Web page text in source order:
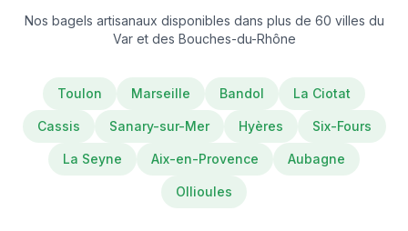
Nos bagels artisanaux disponibles dans plus de 60 villes du
Var et des Bouches-du-Rhône
Toulon Marseille Bandol La Ciotat
Cassis Sanary-sur-Mer Hyères Six-Fours
La Seyne Aix-en-Provence Aubagne
Ollioules